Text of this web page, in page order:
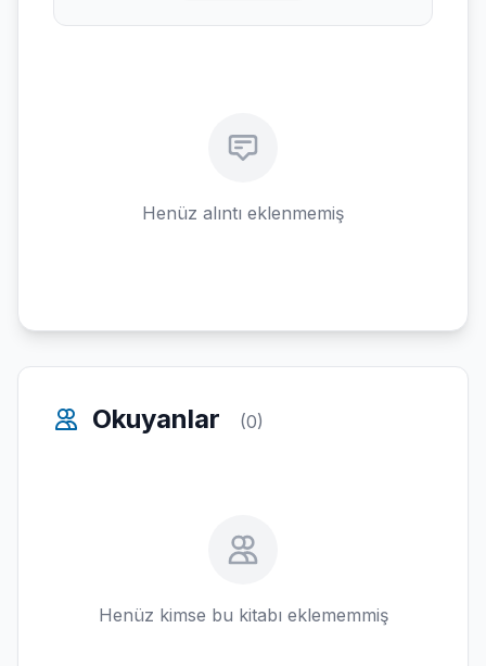
Henüz alıntı eklenmemiş
Okuyanlar (0)
Henüz kimse bu kitabı eklememmiş